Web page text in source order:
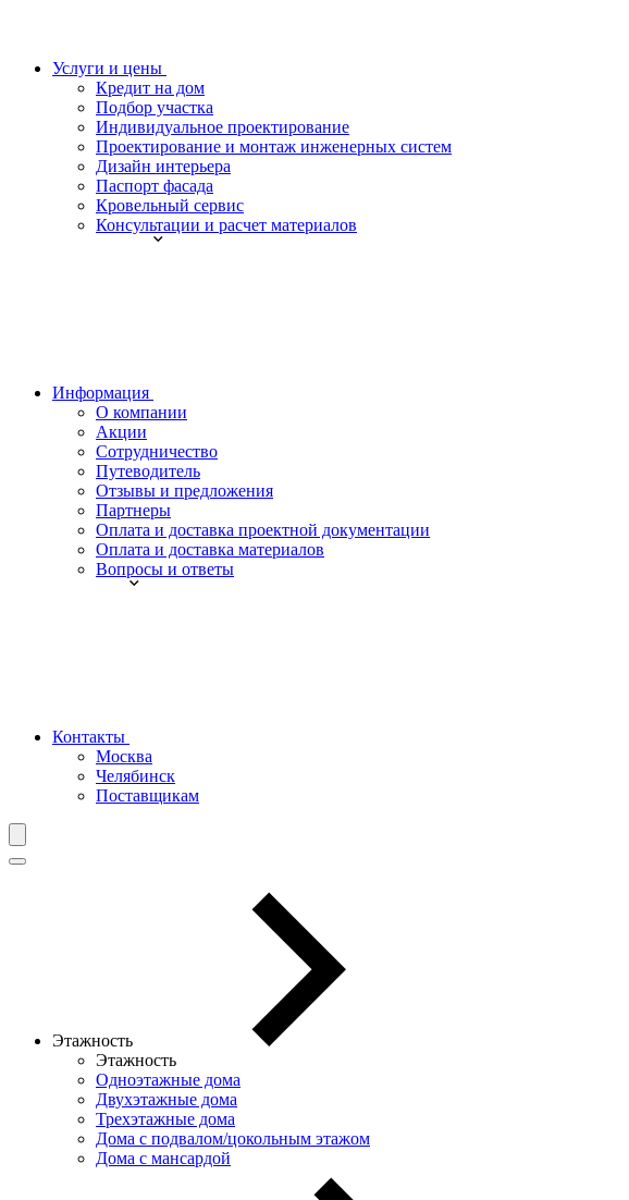
Услуги и цены
Кредит на дом
Подбор участка
Индивидуальное проектирование
Проектирование и монтаж инженерных систем
Дизайн интерьера
Паспорт фасада
Кровельный сервис
Консультации и расчет материалов
Информация
О компании
Акции
Сотрудничество
Путеводитель
Отзывы и предложения
Партнеры
Оплата и доставка проектной документации
Оплата и доставка материалов
Вопросы и ответы
Контакты
Москва
Челябинск
Поставщикам
Этажность
Этажность
Одноэтажные дома
Двухэтажные дома
Трехэтажные дома
Дома с подвалом/цокольным этажом
Дома с мансардой